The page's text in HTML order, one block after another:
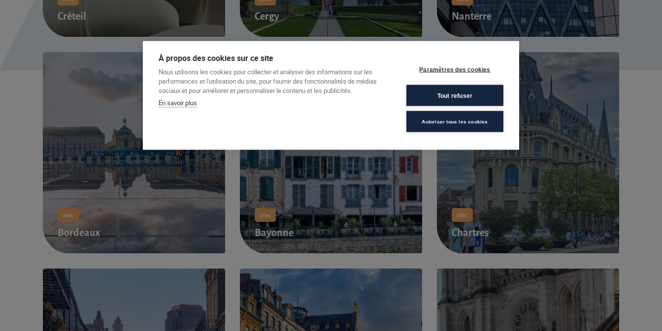
Créteil Cergy Nanterre
afec
Bordeaux
afec
Bayonne
afec
Chartres
À propos des cookies sur ce site
Nous utilisons les cookies pour collecter et analyser des informations sur les
performances et l'utilisation du site, pour fournir des fonctionnalités de médias
sociaux et pour améliorer et personnaliser le contenu et les publicités.
En savoir plus
Paramètres des cookies
Tout refuser
Autoriser tous les cookies